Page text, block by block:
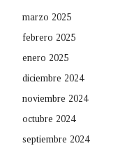
marzo 2025
febrero 2025
enero 2025
diciembre 2024
noviembre 2024
octubre 2024
septiembre 2024